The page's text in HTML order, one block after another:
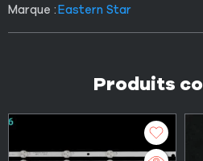
Marque :Eastern Star
Produits